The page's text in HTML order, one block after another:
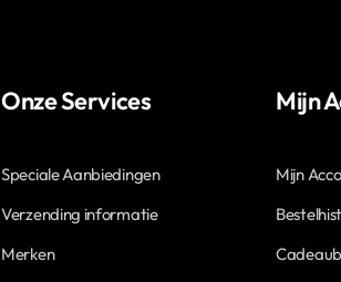
Onze Services
Speciale Aanbiedingen
Verzending informatie
Merken
Mijn
Mijn